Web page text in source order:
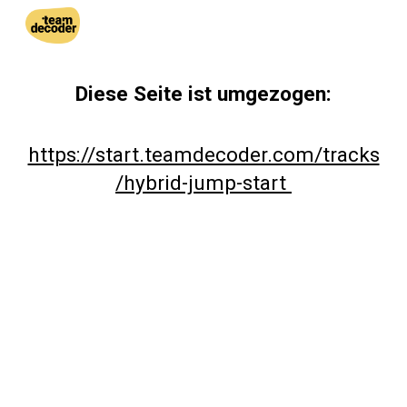
Skip to main content
Diese Seite ist umgezogen:
https://start.teamdecoder.com/tracks
/hybrid-jump-start